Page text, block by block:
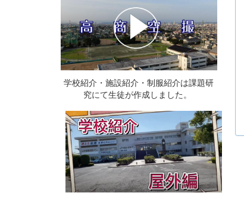
学校紹介・施設紹介・制服紹介は課題研
究にて生徒が作成しました。